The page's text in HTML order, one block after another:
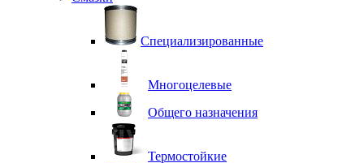
Специализированные
Многоцелевые
Общего назначения
Термостойкие